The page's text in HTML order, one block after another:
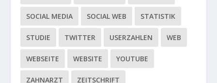
SOCIAL MEDIA SOCIAL WEB STATISTIK
STUDIE TWITTER USERZAHLEN WEB
WEBSEITE WEBSITE YOUTUBE
ZAHNARZT ZEITSCHRIFT